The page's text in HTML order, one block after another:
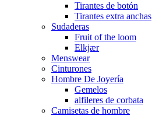
Tirantes de botón
Tirantes extra anchas
Sudaderas
Fruit of the loom
Elkjær
Menswear
Cinturones
Hombre De Joyería
Gemelos
alfileres de corbata
Camisetas de hombre